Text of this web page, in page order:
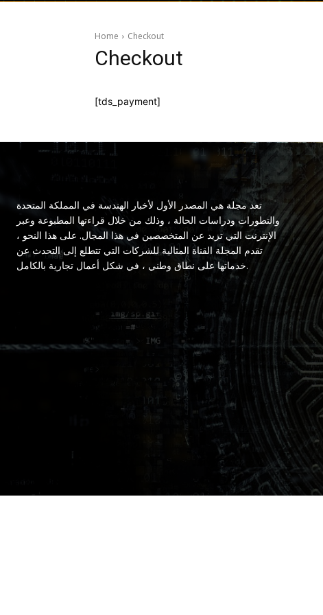
Home Checkout
Checkout
[tds_payment]
تعد مجلة هي المصدر الأول لأخبار الهندسة في المملكة المتحدة
والتطورات ودراسات الحالة ، وذلك من خلال قراءتها المطبوعة وعبر
الإنترنت التي تزيد عن المتخصصين في هذا المجال. على هذا النحو ،
تقدم المجلة القناة المثالية للشركات التي تتطلع إلى التحدث عن
خدماتها على نطاق وطني ، في شكل أعمال تجارية بالكامل.